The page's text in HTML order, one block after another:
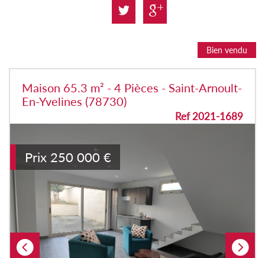
Bien vendu
Maison 65.3 m² - 4 Pièces - Saint-Arnoult-
En-Yvelines (78730)
Ref 2021-1689
Prix 250 000 €